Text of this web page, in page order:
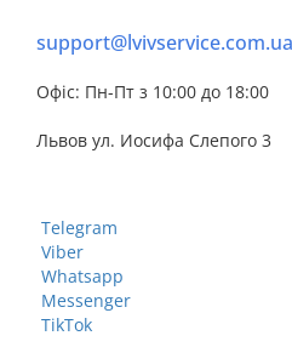
support@lvivservice.com.ua
Офіс: Пн-Пт з 10:00 до 18:00
Львов ул. Иосифа Слепого 3
Telegram
Viber
Whatsapp
Messenger
TikTok